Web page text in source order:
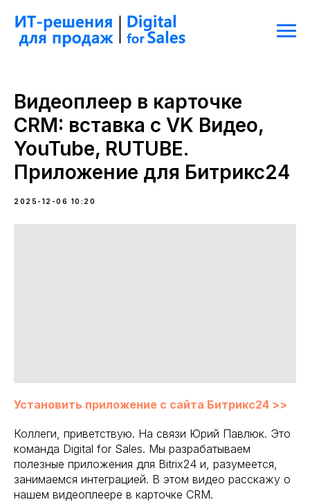
Видеоплеер в карточке
CRM: вставка с VK Видео,
YouTube, RUTUBE.
Приложение для Битрикс24
2025-12-06 10:20
Установить приложение с сайта Битрикс24 >>
Коллеги, приветствую. На связи Юрий Павлюк. Это
команда Digital for Sales. Мы разрабатываем
полезные приложения для Bitrix24 и, разумеется,
занимаемся интеграцией. В этом видео расскажу о
нашем видеоплеере в карточке CRM.